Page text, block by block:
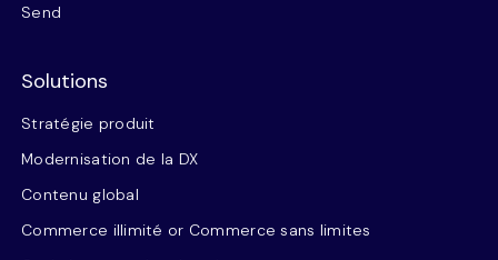
Send
Solutions
Stratégie produit
Modernisation de la DX
Contenu global
Commerce illimité or Commerce sans limites